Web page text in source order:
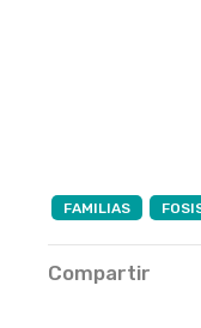
FAMILIAS
Compartir